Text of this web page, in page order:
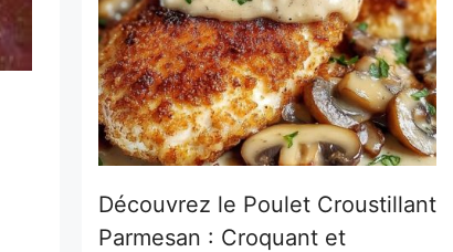
Découvrez le Poulet Croustillant
Parmesan : Croquant et